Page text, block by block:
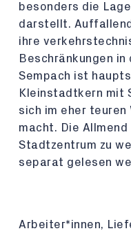
besonders die
darstellt.
ihre
Beschränkungen
Sempach ist
Kleinstadtkern mit
sich im eher teuren
macht. Die
Stadtzentrum zu
separat gelesen
Arbeiter*innen,